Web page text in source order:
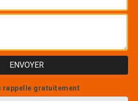
rappelle gratuitement